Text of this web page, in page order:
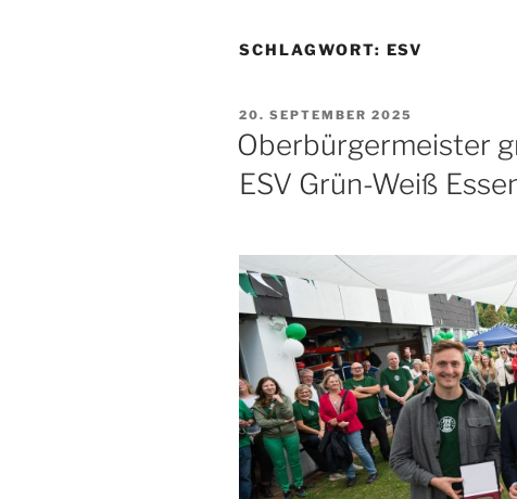
SCHLAGWORT: ESV
VERÖFFENTLICHT
AM
20. SEPTEMBER 2025
Oberbürgermeister
ESV Grün-Weiß